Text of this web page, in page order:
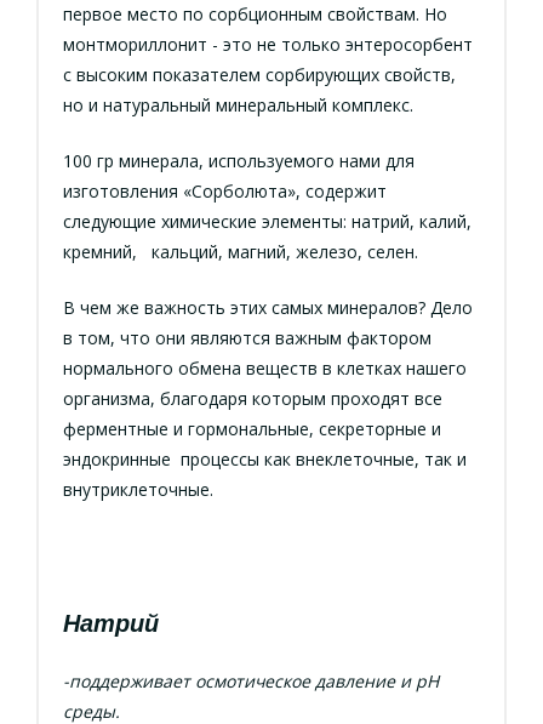
первое место по сорбционным свойствам. Но
монтмориллонит - это не только энтеросорбент
с высоким показателем сорбирующих свойств,
но и натуральный минеральный комплекс.
100 гр минерала, используемого нами для
изготовления «Сорболюта», содержит
следующие химические элементы: натрий, калий,
кремний, кальций, магний, железо, селен.
В чем же важность этих самых минералов? Дело
в том, что они являются важным фактором
нормального обмена веществ в клетках нашего
организма, благодаря которым проходят все
ферментные и гормональные, секреторные и
эндокринные процессы как внеклеточные, так и
внутриклеточные.
Натрий
-поддерживает осмотическое давление и рН
среды.